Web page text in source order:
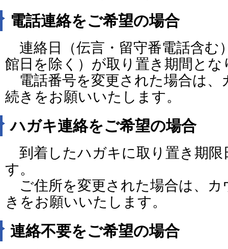
電話連絡をご希望の場合
連絡日（伝言・留守番電話含む
館日を除く）が取り置き期間とな
電話番号を変更された場合は、
続きをお願いいたします。
ハガキ連絡をご希望の場合
到着したハガキに取り置き期限
す。
ご住所を変更された場合は、カ
きをお願いいたします。
連絡不要をご希望の場合